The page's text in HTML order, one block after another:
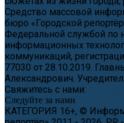
Средство массовой
бюро «Городской
Федеральной службой по
информационных
коммуникаций,
77030 от 28.10.2019.
Александрович.
Свяжитесь с нами:
Следуйте за нами
КАТЕГОРИЯ 16+, ©